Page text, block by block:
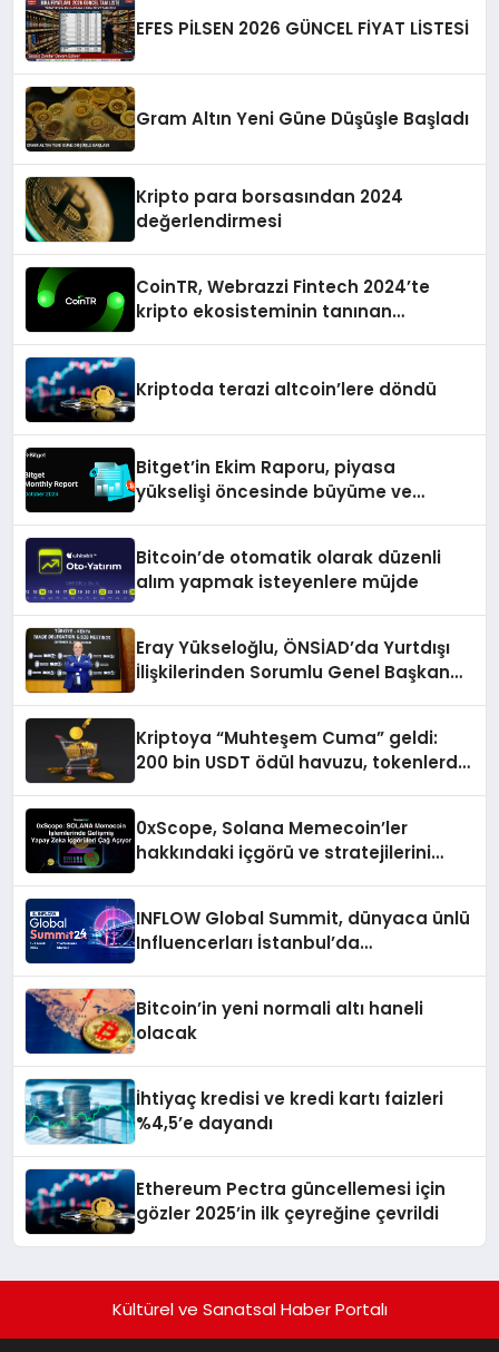
EFES PİLSEN 2026 GÜNCEL FİYAT LİSTESİ
Gram Altın Yeni Güne Düşüşle Başladı
Kripto para borsasından 2024
değerlendirmesi
CoinTR, Webrazzi Fintech 2024’te
kripto ekosisteminin tanınan
Kriptoda terazi altcoin’lere döndü
Bitget’in Ekim Raporu, piyasa
yükselişi öncesinde büyüme ve
Bitcoin’de otomatik olarak düzenli
alım yapmak isteyenlere müjde
Eray Yükseloğlu, ÖNSİAD’da Yurtdışı
İlişkilerinden Sorumlu Genel Başkan
Kriptoya “Muhteşem Cuma” geldi:
200 bin USDT ödül havuzu, tokenlerde
0xScope, Solana Memecoin’ler
hakkındaki içgörü ve stratejilerini
INFLOW Global Summit, dünyaca ünlü
Influencerları İstanbul’da
Bitcoin’in yeni normali altı haneli
olacak
İhtiyaç kredisi ve kredi kartı faizleri
%4,5’e dayandı
Ethereum Pectra güncellemesi için
gözler 2025’in ilk çeyreğine çevrildi
Kültürel ve Sanatsal Haber Portalı